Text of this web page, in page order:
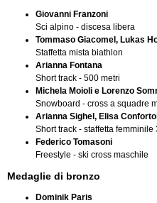
Giovanni Franzoni
Sci alpino - discesa libera
Tommaso Giacomel, Lukas
Staffetta mista biathlon
Arianna Fontana
Short track - 500 metri
Michela Moioli e Lorenzo
Snowboard - cross a squadre
Arianna Sighel, Elisa
Short track - staffetta femminile
Federico Tomasoni
Freestyle - ski cross maschile
Medaglie di bronzo
Dominik Paris